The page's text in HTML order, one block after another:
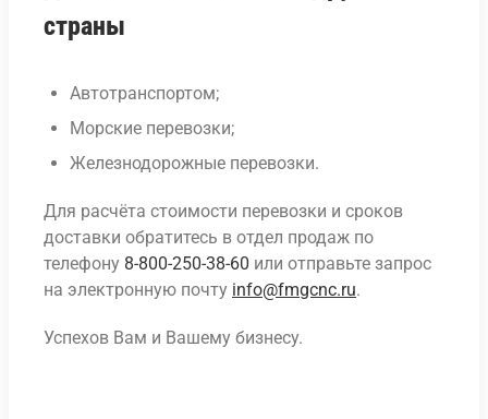
страны
Автотранспортом;
Морские перевозки;
Железнодорожные перевозки.
Для расчёта стоимости перевозки и сроков
доставки обратитесь в отдел продаж по
телефону 8-800-250-38-60 или отправьте запрос
на электронную почту info@fmgcnc.ru.
Успехов Вам и Вашему бизнесу.